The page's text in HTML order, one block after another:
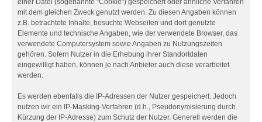
einer Datei (sogenannte "Cookie") gespeichert oder ähnliche Verfahren
mit dem gleichen Zweck genutzt werden. Zu diesen Angaben können
z.B. betrachtete Inhalte, besuchte Webseiten und dort genutzte
Elemente und technische Angaben, wie der verwendete Browser, das
verwendete Computersystem sowie Angaben zu Nutzungszeiten
gehören. Sofern Nutzer in die Erhebung ihrer Standortdaten
eingewilligt haben, können je nach Anbieter auch diese verarbeitet
werden.
Es werden ebenfalls die IP-Adressen der Nutzer gespeichert. Jedoch
nutzen wir ein IP-Masking-Verfahren (d.h., Pseudonymisierung durch
Kürzung der IP-Adresse) zum Schutz der Nutzer. Generell werden die